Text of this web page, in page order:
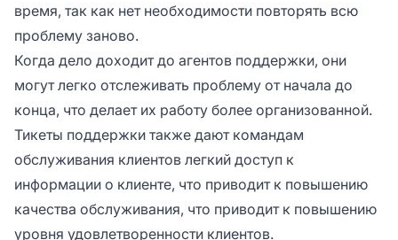
время, так как нет необходимости повторять всю
проблему заново.
Когда дело доходит до агентов поддержки, они
могут легко отслеживать проблему от начала до
конца, что делает их работу более организованной.
Тикеты поддержки также дают командам
обслуживания клиентов легкий доступ к
информации о клиенте, что приводит к повышению
качества обслуживания, что приводит к повышению
уровня удовлетворенности клиентов.